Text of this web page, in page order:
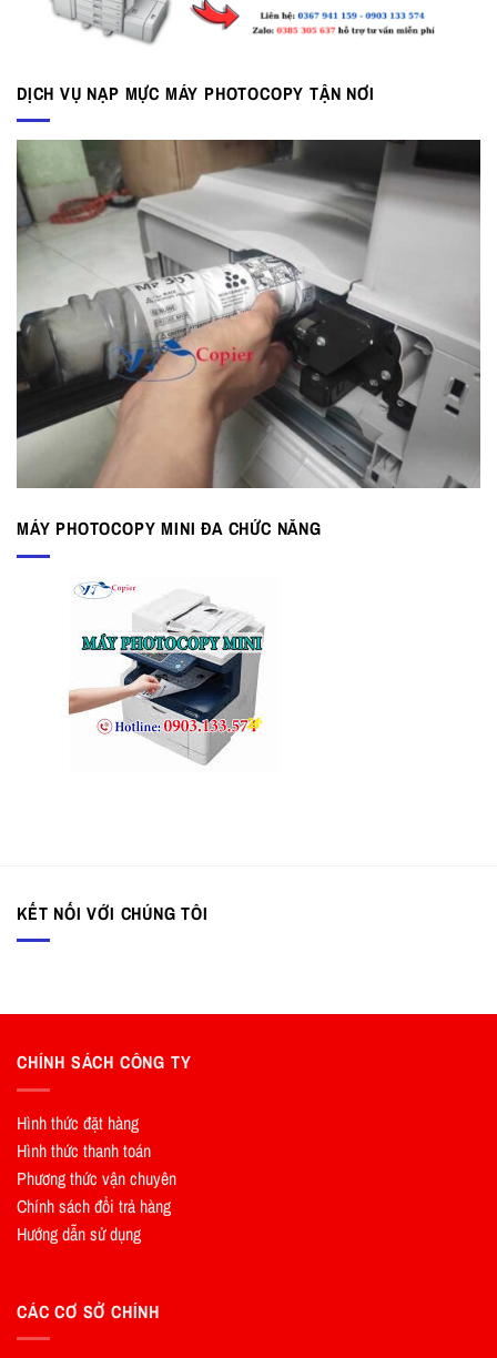
DỊCH VỤ NẠP MỰC MÁY PHOTOCOPY TẬN NƠI
MÁY PHOTOCOPY MINI ĐA CHỨC NĂNG
KẾT NỐI VỚI CHÚNG TÔI
CHÍNH SÁCH CÔNG TY
Hình thức đặt hàng
Hình thức thanh toán
Phương thức vận chuyên
Chính sách đổi trả hàng
Hướng dẫn sử dụng
CÁC CƠ SỞ CHÍNH